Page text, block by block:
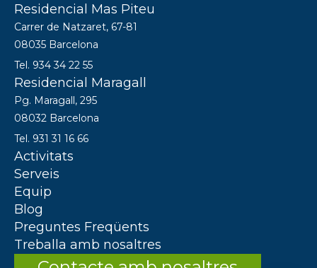
Residencial Mas Piteu
Carrer de Natzaret, 67-81
08035 Barcelona
Tel. 934 34 22 55
Residencial Maragall
Pg. Maragall, 295
08032 Barcelona
Tel. 931 31 16 66
Activitats
Serveis
Equip
Blog
Preguntes Freqüents
Treballa amb nosaltres